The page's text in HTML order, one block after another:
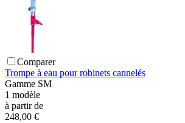
Comparer
Trompe à eau pour robinets cannelés
Gamme SM
1 modèle
à partir de
248,00 €